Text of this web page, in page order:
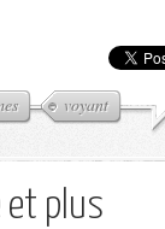
voyant
et plus